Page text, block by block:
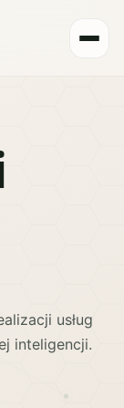
usług
inteligencji.